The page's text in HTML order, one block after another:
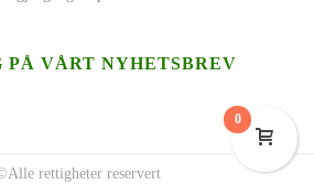
PÅ VÅRT NYHETSBREV
rettigheter reservert
0